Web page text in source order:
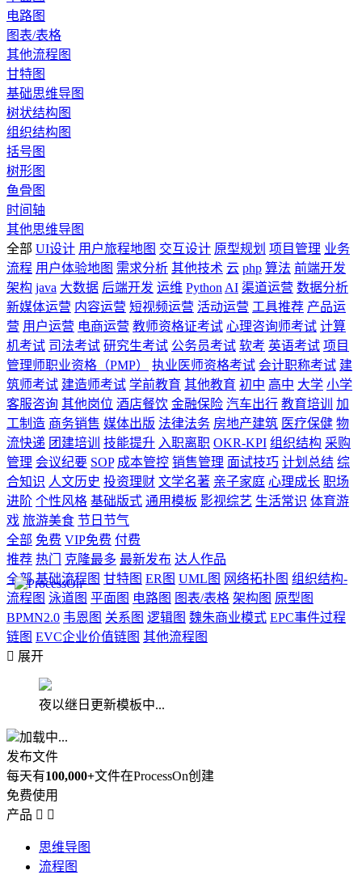
电路图
图表/表格
其他流程图
甘特图
基础思维导图
树状结构图
组织结构图
括号图
树形图
鱼骨图
时间轴
其他思维导图
全部 UI设计 用户旅程地图 交互设计 原型规划 项目管理 业务
流程 用户体验地图 需求分析 其他技术 云 php 算法 前端开发
架构 java 大数据 后端开发 运维 Python AI 渠道运营 数据分析
新媒体运营 内容运营 短视频运营 活动运营 工具推荐 产品运
营 用户运营 电商运营 教师资格证考试 心理咨询师考试 计算
机考试 司法考试 研究生考试 公务员考试 软考 英语考试 项目
管理师职业资格（PMP）
执业医师资格考试 会计职称考试 建
筑师考试 建造师考试 学前教育 其他教育 初中 高中 大学 小学
客服咨询 其他岗位 酒店餐饮 金融保险 汽车出行 教育培训
加
工制造 商务销售 媒体出版 法律法务 房地产建筑 医疗保健 物
流快递 团建培训 技能提升 入职离职 OKR-KPI 组织结构 采购
管理 会议纪要 SOP 成本管控 销售管理 面试技巧 计划总结 综
合知识 人文历史 投资理财 文学名著 亲子家庭 心理成长 职场
进阶 个性风格 基础版式 通用模板 影视综艺 生活常识 体育游
戏 旅游美食 节日节气
全部 免费 VIP免费 付费
推荐 热门 克隆最多 最新发布 达人作品
全部 基础流程图 甘特图 ER图 UML图 网络拓扑图 组织结构-
流程图 泳道图 平面图 电路图 图表/表格 架构图 原型图
BPMN2.0 韦恩图 关系图 逻辑图 魏朱商业模式 EPC事件过程
链图 EVC企业价值链图 其他流程图
 展开
夜以继日更新模板中...
加载中...
发布文件
每天有100,000+文件在ProcessOn创建
免费使用
产品  
思维导图
流程图